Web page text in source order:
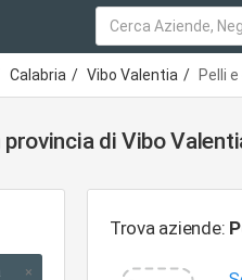
Calabria Vibo Valentia Pelli
di Vibo
×
Trova aziende: